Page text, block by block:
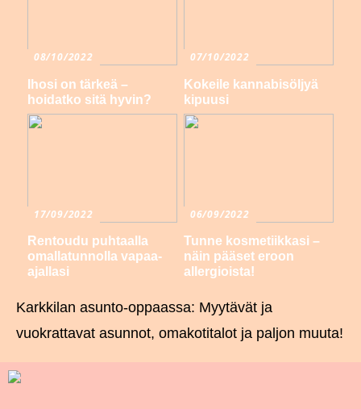
08/10/2022
Ihosi on tärkeä –
hoidatko sitä hyvin?
07/10/2022
Kokeile kannabisöljyä
kipuusi
17/09/2022
Rentoudu puhtaalla
omallatunnolla vapaa-
ajallasi
06/09/2022
Tunne kosmetiikkasi –
näin pääset eroon
allergioista!
Karkkilan asunto-oppaassa: Myytävät ja
vuokrattavat asunnot, omakotitalot ja paljon muuta!